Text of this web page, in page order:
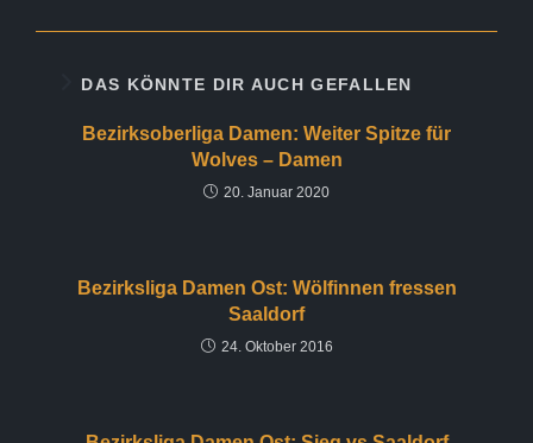
DAS KÖNNTE DIR AUCH GEFALLEN
Bezirksoberliga Damen: Weiter Spitze für
Wolves – Damen
20. Januar 2020
Bezirksliga Damen Ost: Wölfinnen fressen
Saaldorf
24. Oktober 2016